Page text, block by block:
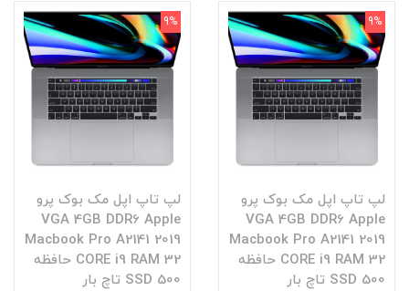
لپ تاپ اپل مک بوک پرو
VGA 4GB DDR6 Apple
Macbook Pro A2141 2019
CORE i9 RAM 32 حافظه
500 SSD تاچ بار
9%
لپ تاپ اپل مک بوک پرو
VGA 4GB DDR6 Apple
Macbook Pro A2141 2019
CORE i9 RAM 32 حافظه
500 SSD تاچ بار
9%